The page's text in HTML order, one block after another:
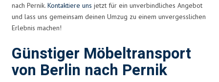
nach Pernik. Kontaktiere uns jetzt für ein unverbindliches Angebot
und lass uns gemeinsam deinen Umzug zu einem unvergesslichen
Erlebnis machen!
Günstiger Möbeltransport
von Berlin nach Pernik